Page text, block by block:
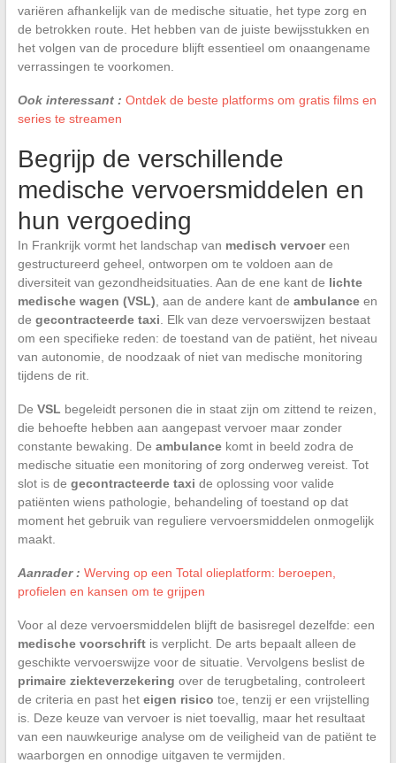
variëren afhankelijk van de medische situatie, het type zorg en
de betrokken route. Het hebben van de juiste bewijsstukken en
het volgen van de procedure blijft essentieel om onaangename
verrassingen te voorkomen.
Ook interessant : Ontdek de beste platforms om gratis films en
series te streamen
Begrijp de verschillende
medische vervoersmiddelen en
hun vergoeding
In Frankrijk vormt het landschap van medisch vervoereen
gestructureerd geheel, ontworpen om te voldoen aan de
diversiteit van gezondheidsituaties. Aan de ene kant de lichte
medische wagen (VSL) , aan de andere kant de ambulanceen
de gecontracteerde taxi . Elk van deze vervoerswijzen bestaat
om een specifieke reden: de toestand van de patiënt, het niveau
van autonomie, de noodzaak of niet van medische monitoring
tijdens de rit.
De VSL begeleidt personen die in staat zijn om zittend te reizen,
die behoefte hebben aan aangepast vervoer maar zonder
constante bewaking. De ambulancekomt in beeld zodra de
medische situatie een monitoring of zorg onderweg vereist. Tot
slot is de gecontracteerde taxi de oplossing voor valide
patiënten wiens pathologie, behandeling of toestand op dat
moment het gebruik van reguliere vervoersmiddelen onmogelijk
maakt.
Aanrader : Werving op een Total olieplatform: beroepen,
profielen en kansen om te grijpen
Voor al deze vervoersmiddelen blijft de basisregel dezelfde: een
medische voorschriftis verplicht. De arts bepaalt alleen de
geschikte vervoerswijze voor de situatie. Vervolgens beslist de
primaire ziekteverzekering over de terugbetaling, controleert
de criteria en past het eigen risico toe, tenzij er een vrijstelling
is. Deze keuze van vervoer is niet toevallig, maar het resultaat
van een nauwkeurige analyse om de veiligheid van de patiënt te
waarborgen en onnodige uitgaven te vermijden.